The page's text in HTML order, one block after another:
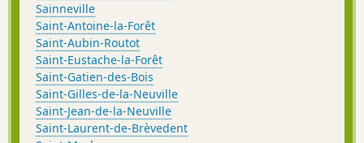
Sainneville
Saint-Antoine-la-Forêt
Saint-Aubin-Routot
Saint-Eustache-la-Forêt
Saint-Gatien-des-Bois
Saint-Gilles-de-la-Neuville
Saint-Jean-de-la-Neuville
Saint-Laurent-de-Brèvedent